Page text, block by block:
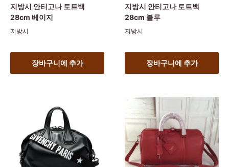
가
지방시 안티고나 토트백
28cm 베이지
지방시
장바구니에 추가
가
지방시 안티고나 토트백
28cm 블루
지방시
장바구니에 추가